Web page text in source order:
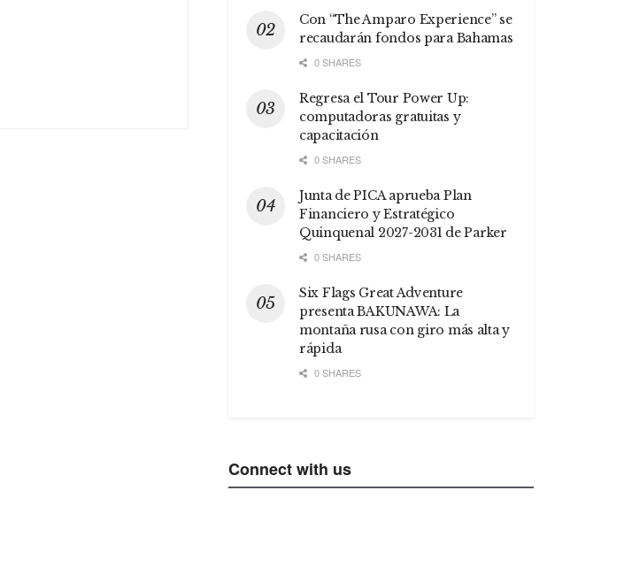
Con “The Amparo Experience” se
recaudarán fondos para Bahamas
0 SHARES
Regresa el Tour Power Up:
computadoras gratuitas y
capacitación
0 SHARES
Junta de PICA aprueba Plan
Financiero y Estratégico
Quinquenal 2027-2031 de Parker
0 SHARES
Six Flags Great Adventure
presenta BAKUNAWA: La
montaña rusa con giro más alta y
rápida
0 SHARES
Connect with us